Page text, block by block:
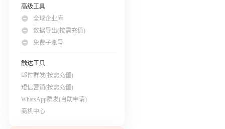
高级工具
全球企业库
数据导出(按需充值)
免费子账号
触达工具
邮件群发(按需充值)
短信营销(按需充值)
WhatsApp群发(自助申请)
商机中心